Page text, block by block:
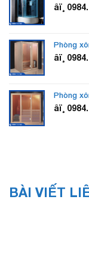
âï¸
Phòng
âï¸
Phòng
âï¸
BÀI VIẾT